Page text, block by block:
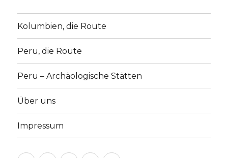
Kolumbien, die Route
Peru, die Route
Peru – Archäologische Stätten
Über uns
Impressum